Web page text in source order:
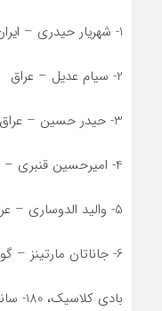
1- شهریار حیدری – ایران
2- سیام عدیل – عراق
3- حیدر حسین – عراق
4- امیرحسین قنبری – ایران
5- والید الدوساری – عربستان
6- جاناتان مارتینز – گواتمالا
بادی کلاسیک، 180- سانتی متر: